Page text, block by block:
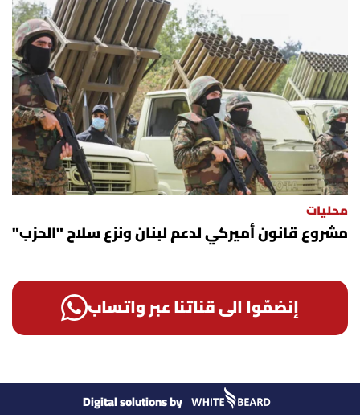
محليات
مشروع قانون أميركي لدعم لبنان ونزع سلاح "الحزب"
إنضمّوا الى قناتنا عبر واتساب
Digital solutions by